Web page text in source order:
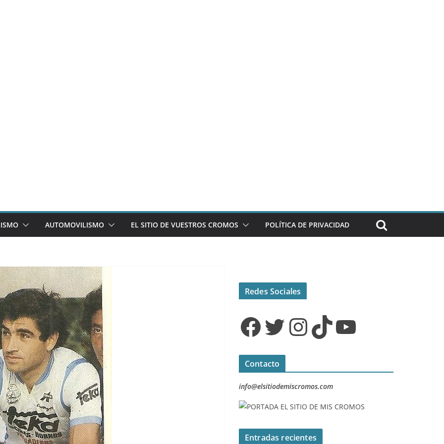
AUTOMOVILISMO EL SITIO DE VUESTROS CROMOS POLÍTICA DE PRIVACIDAD
Redes Sociales
Facebook Twitter InstagramTikTok YouTube
Contacto
info@elsitiodemiscromos.com
Entradas recientes